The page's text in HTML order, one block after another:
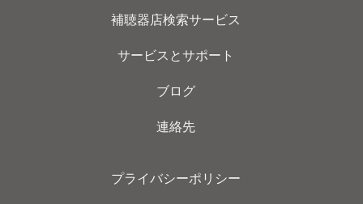
補聴器店検索サービス
サービスとサポート
ブログ
連絡先
プライバシーポリシー